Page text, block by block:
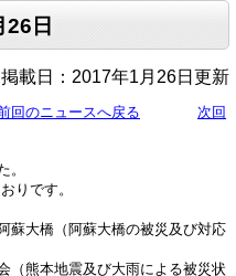
日
載日：2017年1月26日更新
回のニュースへ戻る
次回
。
りです。
大橋（阿蘇大橋の被災及び対応
熊本地震及び大雨による被災状